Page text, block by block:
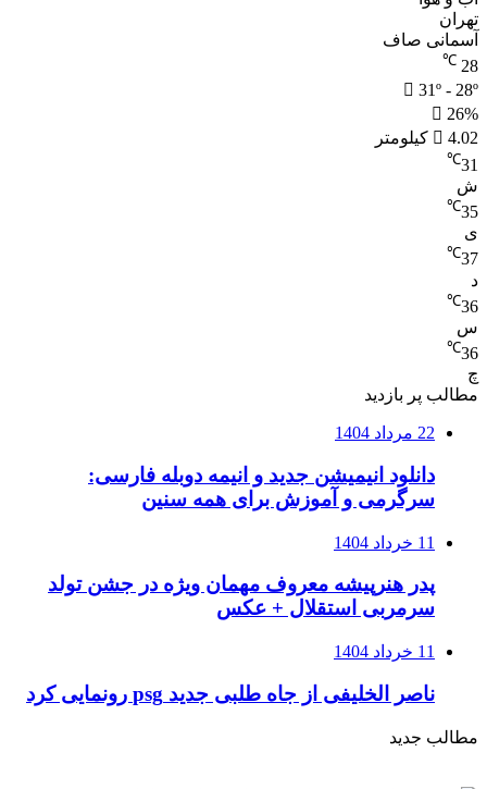
تهران
آسمانی صاف
28
℃
31º - 28º
26%
4.02 کیلومتر
31
℃
ش
35
℃
ی
37
℃
د
36
℃
س
36
℃
چ
مطالب پر بازدید
22 مرداد 1404
دانلود انیمیشن جدید و انیمه دوبله فارسی:
سرگرمی و آموزش برای همه سنین
11 خرداد 1404
پدر هنرپیشه معروف مهمان ویژه در جشن تولد
سرمربی استقلال + عکس
11 خرداد 1404
ناصر الخلیفی از جاه طلبی جدید psg رونمایی کرد
مطالب جدید